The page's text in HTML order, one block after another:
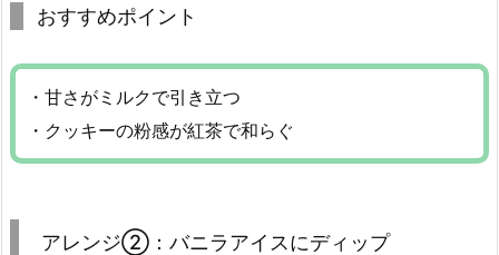
おすすめポイント
・甘さがミルクで引き立つ
・クッキーの粉感が紅茶で和らぐ
アレンジ②：バニラアイスにディップ